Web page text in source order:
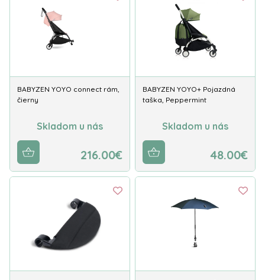
BABYZEN YOYO connect rám,
čierny
Skladom u nás
216.00€
BABYZEN YOYO+ Pojazdná
taška, Peppermint
Skladom u nás
48.00€